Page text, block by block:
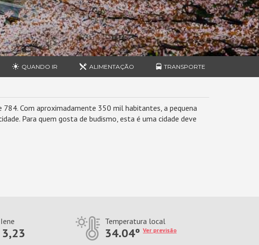
QUANDO IR ALIMENTAÇÃO TRANSPORTE
Com aproximadamente 350 mil habitantes, a pequena
Para quem gosta de budismo, esta é uma cidade deve
3,23
Temperatura local
34.04ºVer previsão